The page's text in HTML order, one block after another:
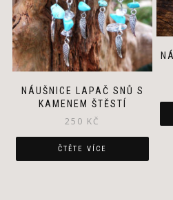
NÁUŠNICE LAPAČ SNŮ S
KAMENEM ŠTĚSTÍ
250 KČ
ČTĚTE VÍCE